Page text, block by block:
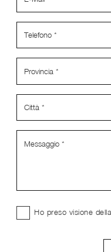
Ho preso visione della